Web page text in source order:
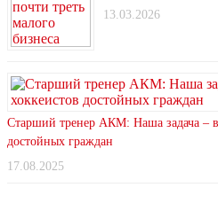
13.03.2026
Старший тренер АКМ: Наша задача –
достойных граждан
17.08.2025